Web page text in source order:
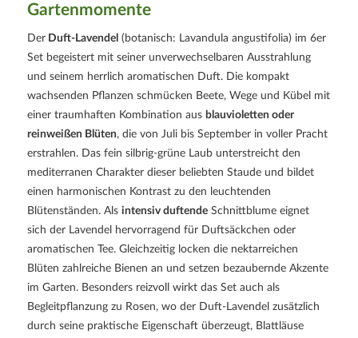
Gartenmomente
Der Duft-Lavendel (botanisch: Lavandula angustifolia) im 6er
Set begeistert mit seiner unverwechselbaren Ausstrahlung
und seinem herrlich aromatischen Duft. Die kompakt
wachsenden Pflanzen schmücken Beete, Wege und Kübel mit
einer traumhaften Kombination aus blauvioletten oder
reinweißen Blüten, die von Juli bis September in voller Pracht
erstrahlen. Das fein silbrig-grüne Laub unterstreicht den
mediterranen Charakter dieser beliebten Staude und bildet
einen harmonischen Kontrast zu den leuchtenden
Blütenständen. Als intensiv duftende Schnittblume eignet
sich der Lavendel hervorragend für Duftsäckchen oder
aromatischen Tee. Gleichzeitig locken die nektarreichen
Blüten zahlreiche Bienen an und setzen bezaubernde Akzente
im Garten. Besonders reizvoll wirkt das Set auch als
Begleitpflanzung zu Rosen, wo der Duft-Lavendel zusätzlich
durch seine praktische Eigenschaft überzeugt, Blattläuse